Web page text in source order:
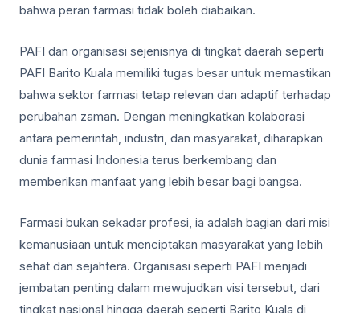
bahwa peran farmasi tidak boleh diabaikan.
PAFI dan organisasi sejenisnya di tingkat daerah seperti
PAFI Barito Kuala memiliki tugas besar untuk memastikan
bahwa sektor farmasi tetap relevan dan adaptif terhadap
perubahan zaman. Dengan meningkatkan kolaborasi
antara pemerintah, industri, dan masyarakat, diharapkan
dunia farmasi Indonesia terus berkembang dan
memberikan manfaat yang lebih besar bagi bangsa.
Farmasi bukan sekadar profesi, ia adalah bagian dari misi
kemanusiaan untuk menciptakan masyarakat yang lebih
sehat dan sejahtera. Organisasi seperti PAFI menjadi
jembatan penting dalam mewujudkan visi tersebut, dari
tingkat nasional hingga daerah seperti Barito Kuala di